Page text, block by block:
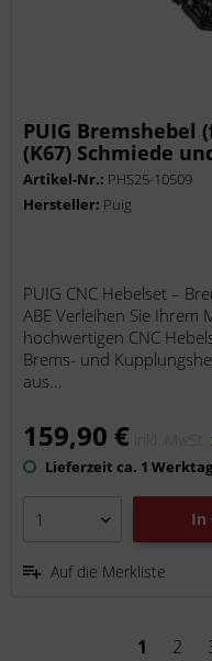
PUIG Bremshebel
(K67) Schmiede
Bremszange K67 )
Artikel-Nr.: PHS25-10509
Hersteller: Puig
PUIG CNC Hebelset –
ABE Verleihen Sie
hochwertigen CNC
Brems- und
aus...
159,90 € inkl. MwSt.
Lieferzeit ca. 1 Werktag
In
Auf die Merkliste
1 2